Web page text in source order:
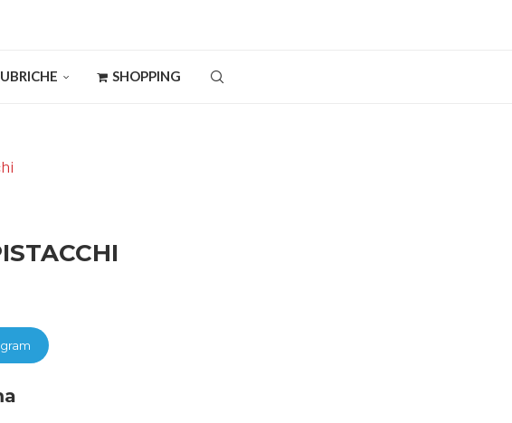
SHOPPING